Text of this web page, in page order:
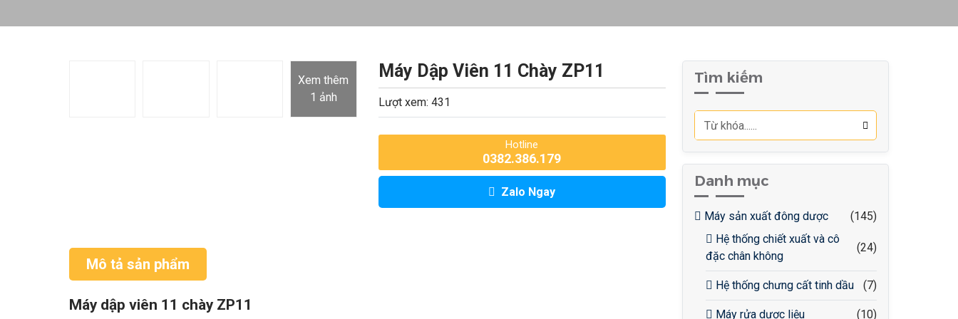
Xem thêm
1 ảnh
Máy Dập Viên 11 Chày ZP11
Lượt xem: 431
Hotline
0382.386.179
Zalo Ngay
Mô tả sản phẩm
Máy dập viên 11 chày ZP11
Tìm kiếm
Danh mục
Máy sản xuất đông dược
(145)
Hệ thống chiết xuất và cô
đặc chân không
(24)
Hệ thống chưng cất tinh dầu (7)
Máy rửa dược liệu (10)